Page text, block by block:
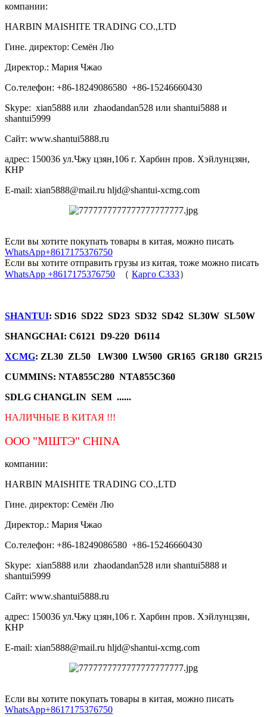
компании:
HARBIN MAISHITE TRADING CO.,LTD
Гине. директор: Семён Лю
Директор.: Мария Чжао
Со.телефон: +86-18249086580 +86-15246660430
Skype: xian5888 или zhaodandan528 или shantui5888 и
shantui5999
Сайт: www.shantui5888.ru
адрес: 150036 ул.Чжу цзян,106 г. Харбин пров. Хэйлунцзян,
КНР
E-mail: xian5888@mail.ru hljd@shantui-xcmg.com
Если вы хотите покупать товары в китая, можно писать
WhatsApp+8617175376750
Если вы хотите отправить грузы из китая, тоже можно писать
WhatsApp +8617175376750 （ Карго C333）
SHANTUI: SD16 SD22 SD23 SD32 SD42 SL30W SL50W
SHANGCHAI: C6121 D9-220 D6114
XCMG: ZL30 ZL50 LW300 LW500 GR165 GR180 GR215
CUMMINS: NTA855C280 NTA855C360
SDLG CHANGLIN SEM ......
НАЛИЧНЫЕ В КИТАЯ !!!
ООО "МШТЭ" CHINA
компании:
HARBIN MAISHITE TRADING CO.,LTD
Гине. директор: Семён Лю
Директор.: Мария Чжао
Со.телефон: +86-18249086580 +86-15246660430
Skype: xian5888 или zhaodandan528 или shantui5888 и
shantui5999
Сайт: www.shantui5888.ru
адрес: 150036 ул.Чжу цзян,106 г. Харбин пров. Хэйлунцзян,
КНР
E-mail: xian5888@mail.ru hljd@shantui-xcmg.com
Если вы хотите покупать товары в китая, можно писать
WhatsApp+8617175376750